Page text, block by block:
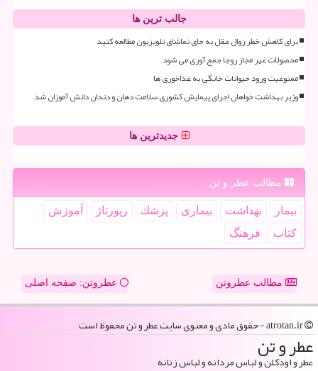
جالب ترین ها
برای کاهش خطر زوال عقل به جای تماشای تلویزیون مطالعه کنید
محصولات غیر مجاز روجا جمع آوری می شود
ممنوعیت ورود حیوانات خانگی به غذاخوری ها
وزیر بهداشت خواهان اجرای پیمایش کشوری سلامت دهان و دندان دانش آموزان شد
جدیدترین ها
مطالب عطر و تن
بیمار بهداشت بیماری پزشك رپورتاژ
آموزش
كتاب
فرهنگ
مطالب عطروتن عطروتن: صفحه اصلی
عطر و تن
عطر و اودکلن و لباس مردانه و لباس زنانه